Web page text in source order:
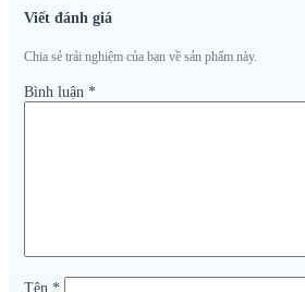
Viết đánh giá
Chia sẻ trải nghiệm của bạn về sản phẩm này.
Bình luận *
Tên *